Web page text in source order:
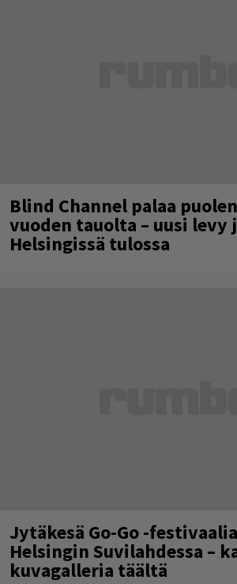
Blind Channel palaa
vuoden tauolta – uusi
Helsingissä tulossa
Jytäkesä Go-Go -
Helsingin Suvilahdessa –
kuvagalleria täältä